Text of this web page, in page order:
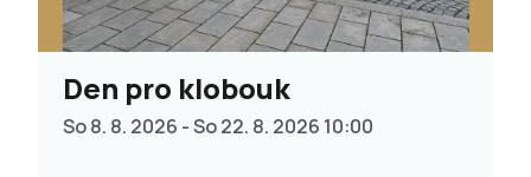
Den pro klobouk
So 8. 8. 2026 - So 22. 8. 2026 10:00